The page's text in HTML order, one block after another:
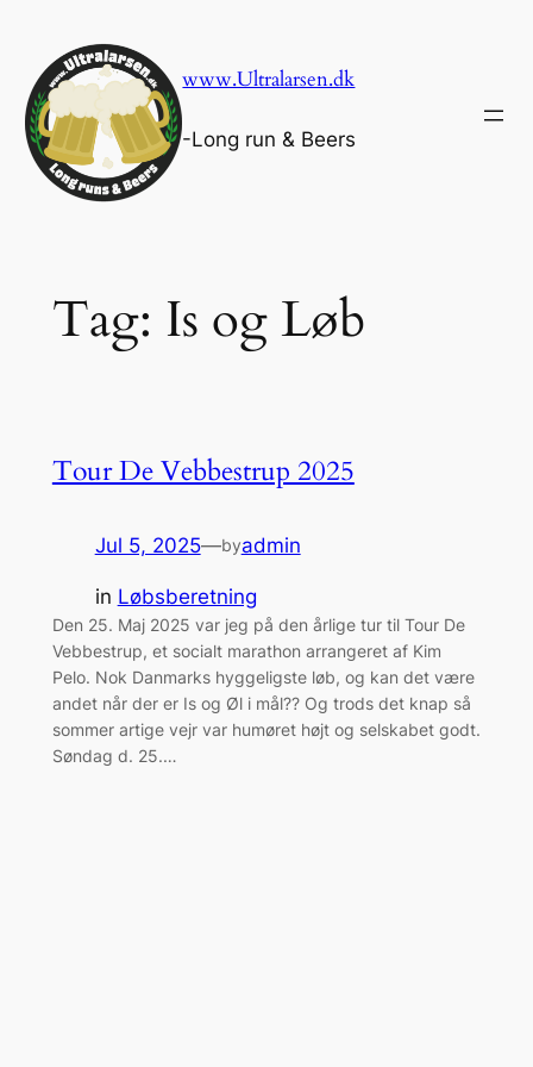
content
www.Ultralarsen.dk
-Long run & Beers
Tag: Is og Løb
Tour De Vebbestrup 2025
Jul 5, 2025—byadmin
in Løbsberetning
Den 25. Maj 2025 var jeg på den årlige tur til Tour De
Vebbestrup, et socialt marathon arrangeret af Kim
Pelo. Nok Danmarks hyggeligste løb, og kan det være
andet når der er Is og Øl i mål?? Og trods det knap så
sommer artige vejr var humøret højt og selskabet godt.
Søndag d. 25.…